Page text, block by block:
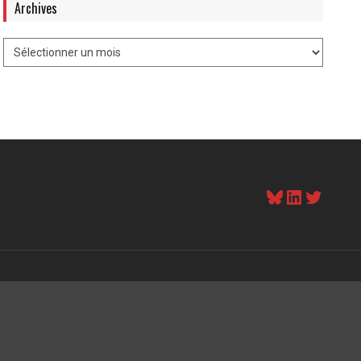
Archives
Bluesky